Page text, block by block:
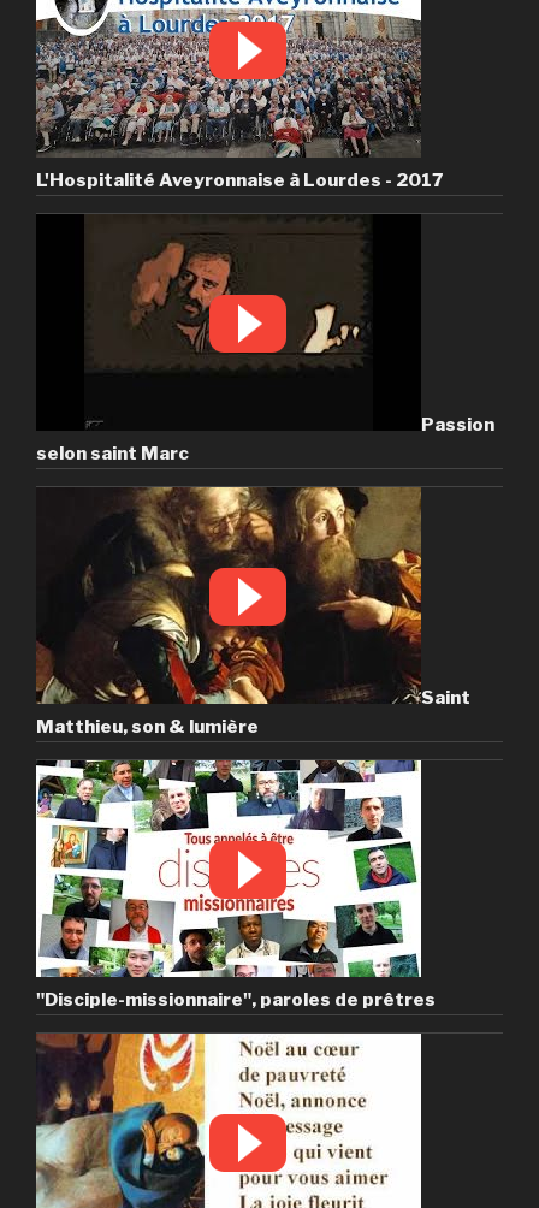
L'Hospitalité Aveyronnaise à Lourdes - 2017
Passion
selon saint Marc
Saint
Matthieu, son & lumière
"Disciple-missionnaire", paroles de prêtres